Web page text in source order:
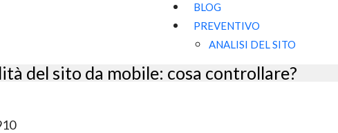
BLOG
PREVENTIVO
ANALISI DEL SITO
del sito da mobile: cosa controllare?